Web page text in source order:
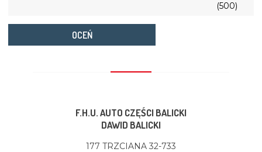
(500)
OCEŃ
F.H.U. AUTO CZĘŚCI BALICKI
DAWID BALICKI
177 TRZCIANA 32-733